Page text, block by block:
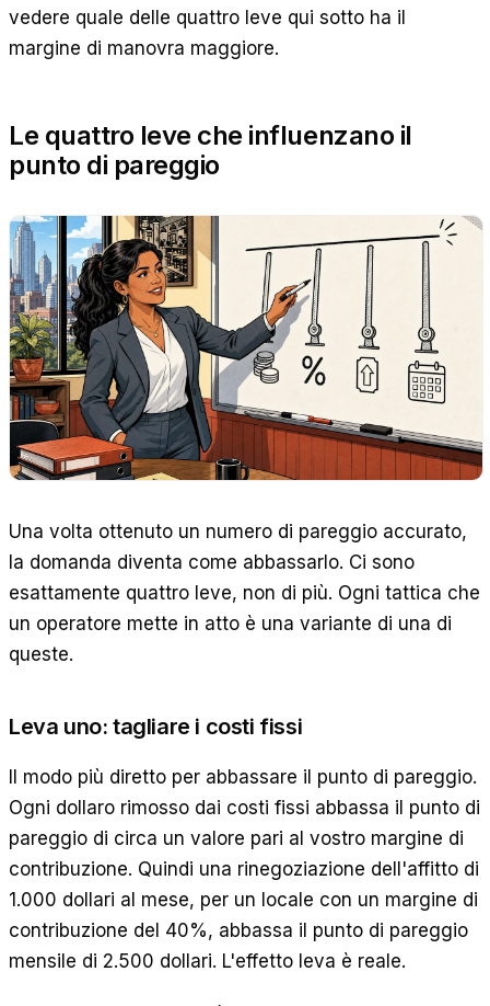
vedere quale delle quattro leve qui sotto ha il
margine di manovra maggiore.
Le quattro leve che influenzano il
punto di pareggio
Una volta ottenuto un numero di pareggio accurato,
la domanda diventa come abbassarlo. Ci sono
esattamente quattro leve, non di più. Ogni tattica che
un operatore mette in atto è una variante di una di
queste.
Leva uno: tagliare i costi fissi
Il modo più diretto per abbassare il punto di pareggio.
Ogni dollaro rimosso dai costi fissi abbassa il punto di
pareggio di circa un valore pari al vostro margine di
contribuzione. Quindi una rinegoziazione dell'affitto di
1.000 dollari al mese, per un locale con un margine di
contribuzione del 40%, abbassa il punto di pareggio
mensile di 2.500 dollari. L'effetto leva è reale.